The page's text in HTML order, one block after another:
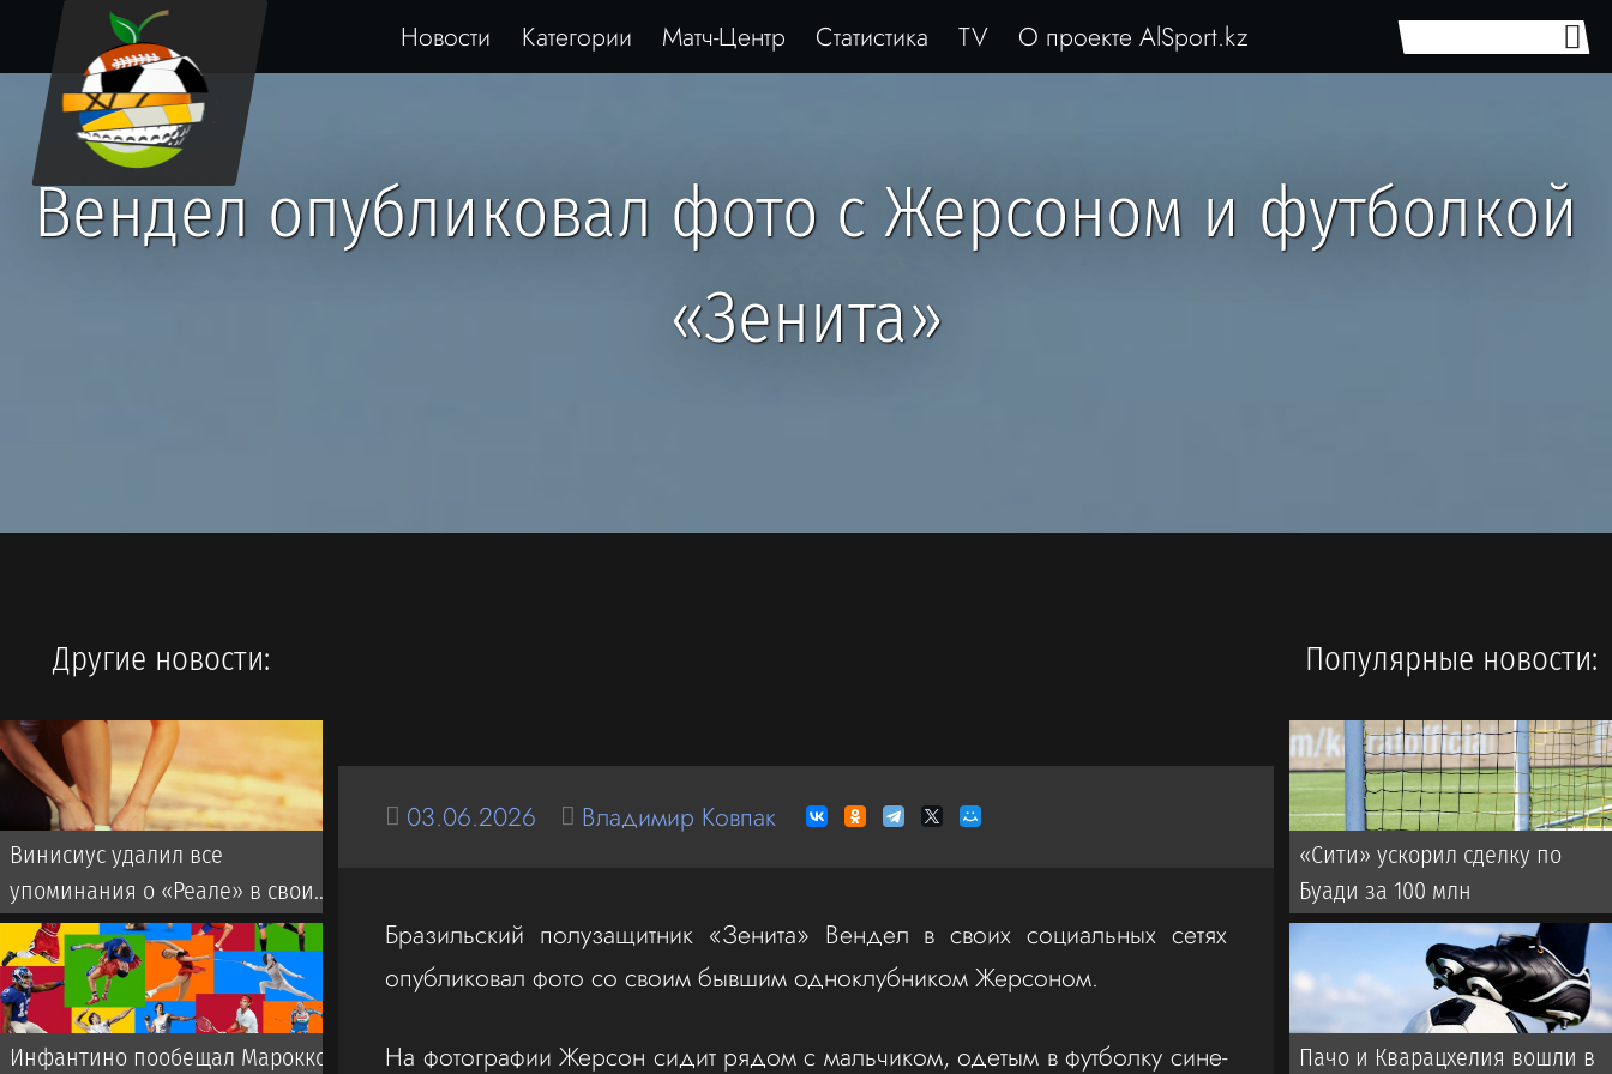
Новости Категории Матч-Центр Статистика TV О проекте AlSport.kz
Вендел опубликовал фото с Жерсоном и футболкой
«Зенита»
03.06.2026 Владимир Ковпак
Бразильский полузащитник «Зенита» Вендел в своих социальных сетях
опубликовал фото со своим бывшим одноклубником Жерсоном.
На фотографии Жерсон сидит рядом с мальчиком, одетым в футболку сине-
Другие новости:
Винисиус удалил все
упоминания о «Реале» в своих
соцсетях
Инфантино пообещал Марокко
Популярные новости:
«Сити» ускорил сделку по
Буади за 100 млн
Пачо и Кварацхелия вошли в